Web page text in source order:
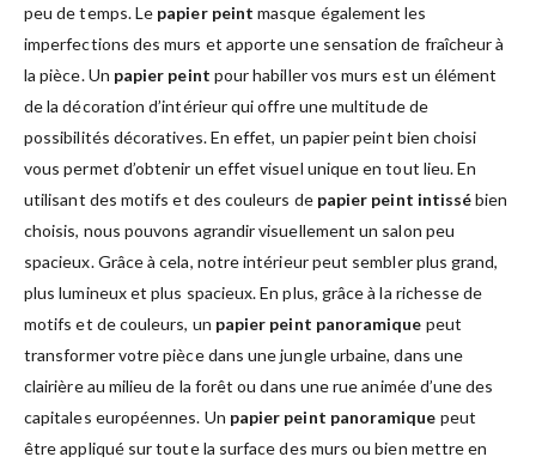
peu de temps. Le papier peint masque également les
imperfections des murs et apporte une sensation de fraîcheur à
la pièce. Un papier peint pour habiller vos murs est un élément
de la décoration d’intérieur qui offre une multitude de
possibilités décoratives. En effet, un papier peint bien choisi
vous permet d’obtenir un effet visuel unique en tout lieu. En
utilisant des motifs et des couleurs de papier peint intissébien
choisis, nous pouvons agrandir visuellement un salon peu
spacieux. Grâce à cela, notre intérieur peut sembler plus grand,
plus lumineux et plus spacieux. En plus, grâce à la richesse de
motifs et de couleurs, un papier peint panoramique peut
transformer votre pièce dans une jungle urbaine, dans une
clairière au milieu de la forêt ou dans une rue animée d’une des
capitales européennes. Un papier peint panoramique peut
être appliqué sur toute la surface des murs ou bien mettre en